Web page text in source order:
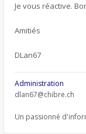
Je vous réactive.
Amitiés
DLan67
Administration
dlan67@chibre.ch
Un passionné